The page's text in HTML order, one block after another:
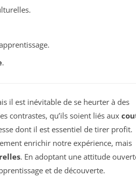
.
il est inévitable de se heurter à des
contrastes, qu’ils soient liés aux
dont il est essentiel de tirer profit.
enrichir notre expérience, mais
. En adoptant une attitude
et de découverte.